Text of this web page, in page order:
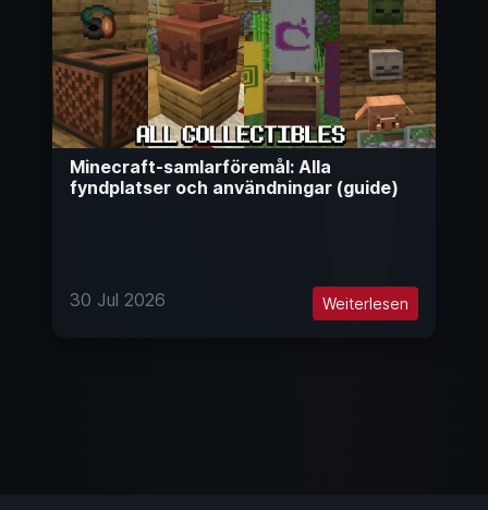
Minecraft-samlarföremål: Alla
fyndplatser och användningar (guide)
30 Jul 2026 Weiterlesen